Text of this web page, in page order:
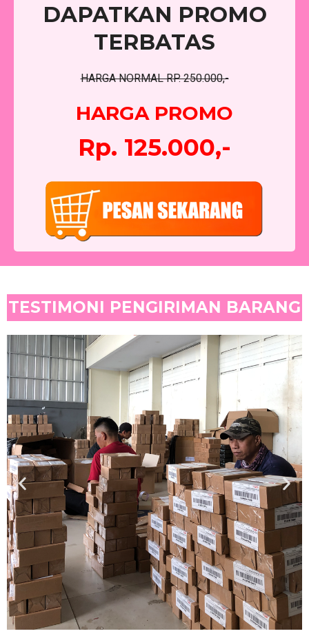
DAPATKAN PROMO
TERBATAS
HARGA NORMAL RP. 250.000,-
HARGA PROMO
Rp. 125.000,-
TESTIMONI PENGIRIMAN BARANG